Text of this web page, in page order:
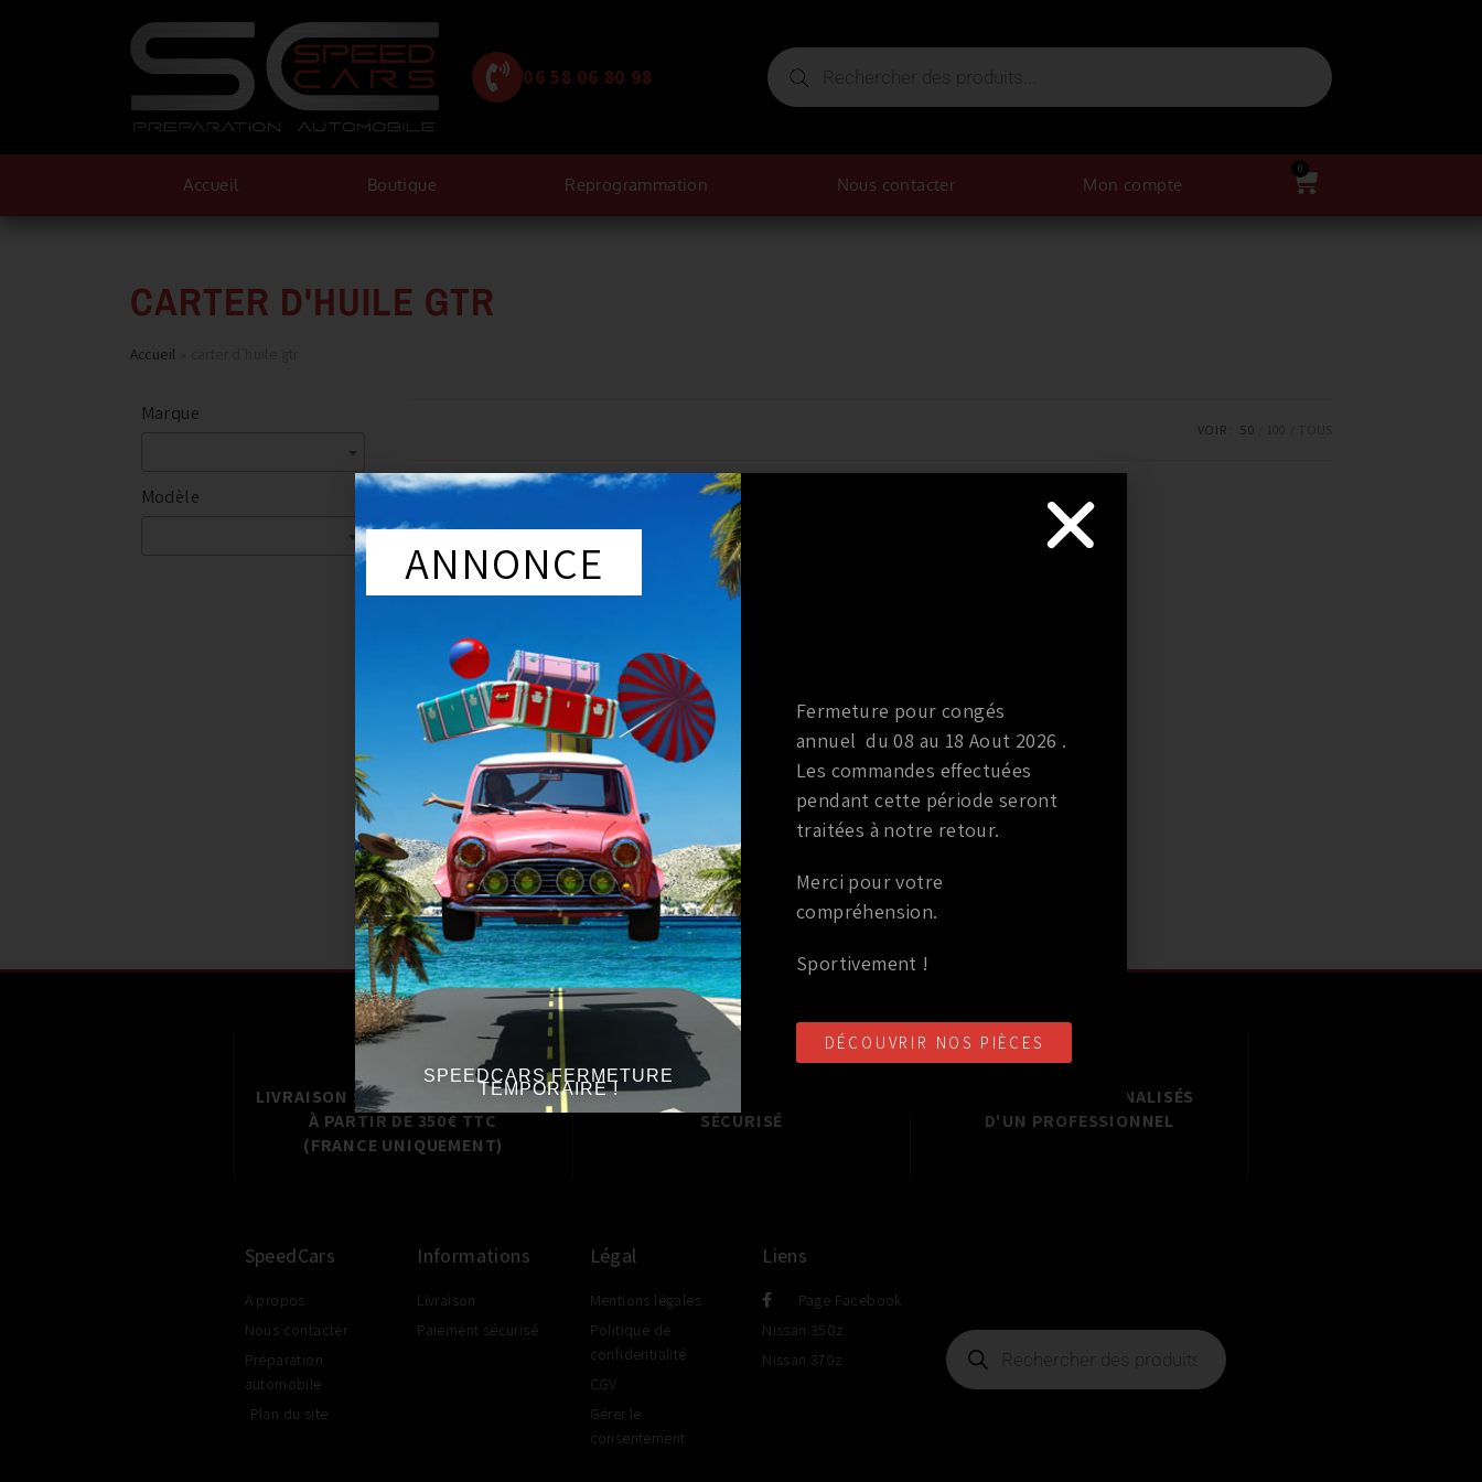
06 58 06 80 98
Accueil Boutique Reprogrammation Nous contacter Mon compte
0
CARTER D'HUILE GTR
Accueil
Marque
Modèle
VOIR : 50
Marque
Circuit d'huile
CARTER D’HUILE
CLOISONNÉ HKS GTR R35
1 162,80€ TTC
Ajouter au panier
LIVRAISON SHOP2SHOP GRATUITE
À PARTIR DE 350€ TTC
(FRANCE UNIQUEMENT)
PAIEMENT EN LIGNE
SÉCURISÉ
CONSEILS PERSONNALISÉS
D'UN PROFESSIONNEL
SpeedCars
A propos
Nous contacter
Préparation
automobile
Plan du site
Informations
Livraison
Paiement sécurisé
Légal
Mentions légales
Politique de
confidentialité
CGV
Gérer le
consentement
Liens
Page Facebook
Nissan 350z
Nissan 370z
ANNONCE
SPEEDCARS FERMETURE
TEMPORAIRE !
Fermeture pour congés
annuel du 08 au 18 Aout 2026 .
Les commandes effectuées
pendant cette période seront
traitées à notre retour.
Merci pour votre
compréhension.
Sportivement !
DÉCOUVRIR NOS PIÈCES